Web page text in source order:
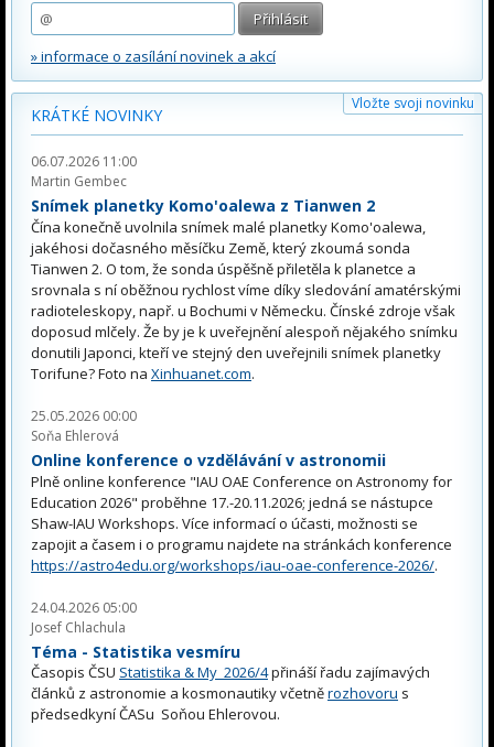
» informace o zasílání novinek a akcí
Vložte svoji novinku
KRÁTKÉ NOVINKY
06.07.2026 11:00
Martin Gembec
Snímek planetky Komo'oalewa z Tianwen 2
Čína konečně uvolnila snímek malé planetky Komo'oalewa,
jakéhosi dočasného měsíčku Země, který zkoumá sonda
Tianwen 2. O tom, že sonda úspěšně přiletěla k planetce a
srovnala s ní oběžnou rychlost víme díky sledování amatérskými
radioteleskopy, např. u Bochumi v Německu. Čínské zdroje však
doposud mlčely. Že by je k uveřejnění alespoň nějakého snímku
donutili Japonci, kteří ve stejný den uveřejnili snímek planetky
Torifune? Foto na Xinhuanet.com.
25.05.2026 00:00
Soňa Ehlerová
Online konference o vzdělávání v astronomii
Plně online konference "IAU OAE Conference on Astronomy for
Education 2026" proběhne 17.-20.11.2026; jedná se nástupce
Shaw-IAU Workshops. Více informací o účasti, možnosti se
zapojit a časem i o programu najdete na stránkách konference
https://astro4edu.org/workshops/iau-oae-conference-2026/.
24.04.2026 05:00
Josef Chlachula
Téma - Statistika vesmíru
Časopis ČSU Statistika & My 2026/4přináší řadu zajímavých
článků z astronomie a kosmonautiky včetněrozhovoru s
předsedkyní ČASu Soňou Ehlerovou.